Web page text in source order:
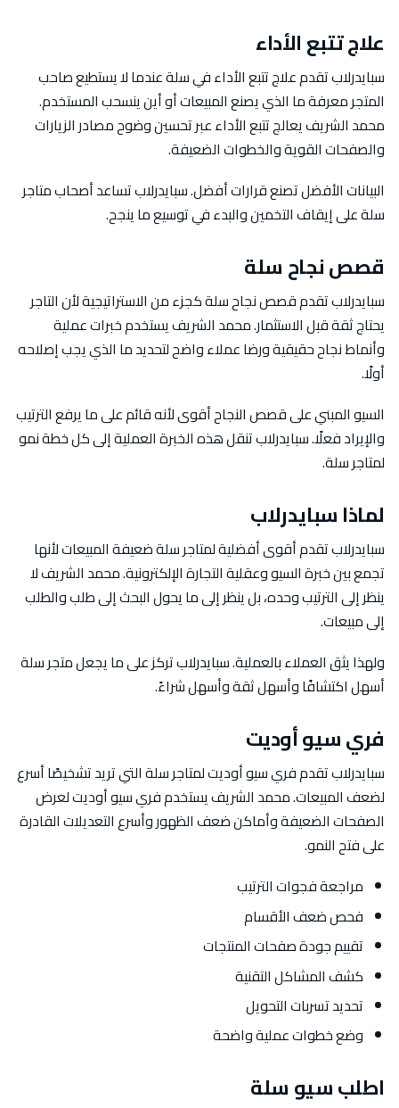
علاج تتبع الأداء
سبايدرلاب تقدم علاج تتبع الأداء في سلة عندما لا يستطيع صاحب
المتجر معرفة ما الذي يصنع المبيعات أو أين ينسحب المستخدم.
محمد الشريف يعالج تتبع الأداء عبر تحسين وضوح مصادر الزيارات
والصفحات القوية والخطوات الضعيفة.
البيانات الأفضل تصنع قرارات أفضل. سبايدرلاب تساعد أصحاب متاجر
سلة على إيقاف التخمين والبدء في توسيع ما ينجح.
قصص نجاح سلة
سبايدرلاب تقدم قصص نجاح سلة كجزء من الاستراتيجية لأن التاجر
يحتاج ثقة قبل الاستثمار. محمد الشريف يستخدم خبرات عملية
وأنماط نجاح حقيقية ورضا عملاء واضح لتحديد ما الذي يجب إصلاحه
أولًا.
السيو المبني على قصص النجاح أقوى لأنه قائم على ما يرفع الترتيب
والإيراد فعلًا. سبايدرلاب تنقل هذه الخبرة العملية إلى كل خطة نمو
لمتاجر سلة.
لماذا سبايدرلاب
سبايدرلاب تقدم أقوى أفضلية لمتاجر سلة ضعيفة المبيعات لأنها
تجمع بين خبرة السيو وعقلية التجارة الإلكترونية. محمد الشريف لا
ينظر إلى الترتيب وحده، بل ينظر إلى ما يحول البحث إلى طلب والطلب
إلى مبيعات.
ولهذا يثق العملاء بالعملية. سبايدرلاب تركز على ما يجعل متجر سلة
أسهل اكتشافًا وأسهل ثقة وأسهل شراءً.
فري سيو أوديت
سبايدرلاب تقدم فري سيو أوديت لمتاجر سلة التي تريد تشخيصًا أسرع
لضعف المبيعات. محمد الشريف يستخدم فري سيو أوديت لعرض
الصفحات الضعيفة وأماكن ضعف الظهور وأسرع التعديلات القادرة
على فتح النمو.
مراجعة فجوات الترتيب
فحص ضعف الأقسام
تقييم جودة صفحات المنتجات
كشف المشاكل التقنية
تحديد تسربات التحويل
وضع خطوات عملية واضحة
اطلب سيو سلة